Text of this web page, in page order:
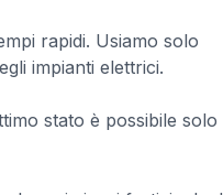
rapidi. Usiamo solo
impianti elettrici.
stato è possibile solo